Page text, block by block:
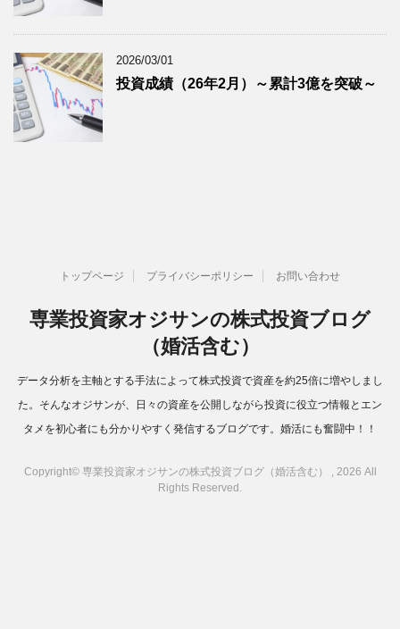
2026/03/01
投資成績（26年2月）～累計3億を突破～
トップページ プライバシーポリシー お問い合わせ
専業投資家オジサンの株式投資ブログ
（婚活含む）
データ分析を主軸とする手法によって株式投資で資産を約25倍に増やしまし
た。そんなオジサンが、日々の資産を公開しながら投資に役立つ情報とエン
タメを初心者にも分かりやすく発信するブログです。婚活にも奮闘中！！
Copyright© 専業投資家オジサンの株式投資ブログ（婚活含む） , 2026 All
Rights Reserved.